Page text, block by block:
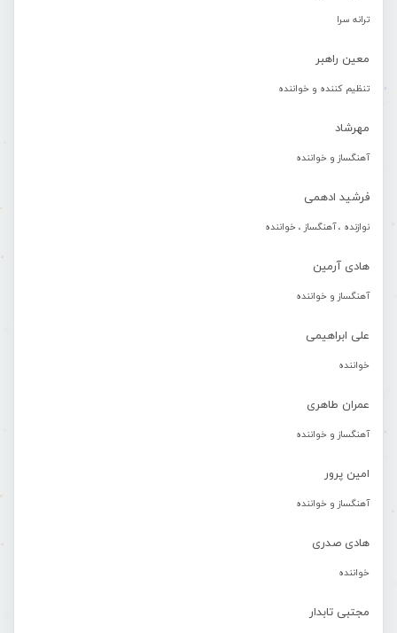
ترانه سرا
معین راهبر
تنظیم کننده و خواننده
مهرشاد
آهنگساز و خواننده
فرشید ادهمی
نوازنده ، آهنگساز ، خواننده
هادی آرمین
آهنگساز و خواننده
علی ابراهیمی
خواننده
عمران طاهری
آهنگساز و خواننده
امین پرور
آهنگساز و خواننده
هادی صدری
خواننده
مجتبی تابدار